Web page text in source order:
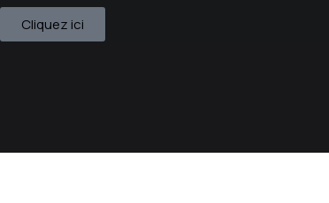
Cliquez ici